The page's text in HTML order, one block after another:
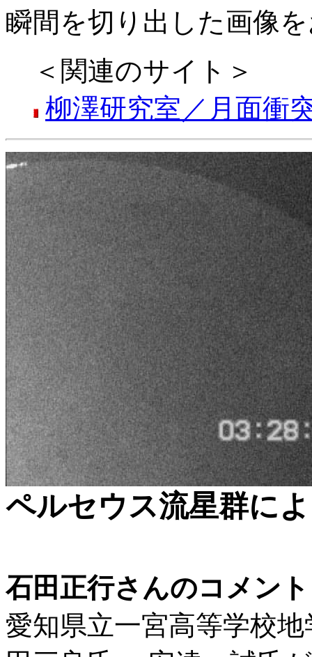
瞬間を切り出した画像
＜関連のサイト＞
柳澤研究室／月面衝
ペルセウス流星群に
石田正行さんのコメン
愛知県立一宮高等学校